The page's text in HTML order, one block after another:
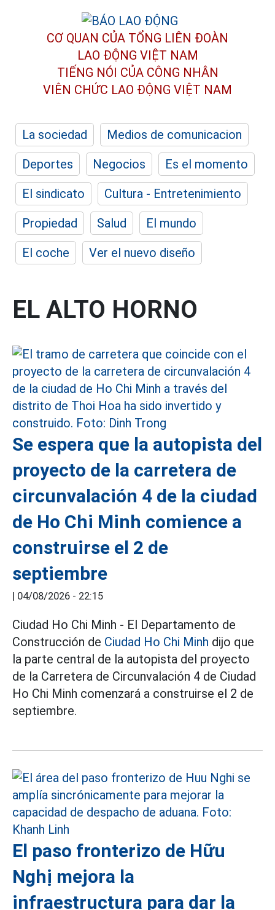
CƠ QUAN CỦA TỔNG LIÊN ĐOÀN
LAO ĐỘNG VIỆT NAM
TIẾNG NÓI CỦA CÔNG NHÂN
VIÊN CHỨC LAO ĐỘNG VIỆT NAM
La sociedad
Medios de comunicacion
Deportes
Negocios
Es el momento
El sindicato
Cultura - Entretenimiento
Propiedad
Salud
El mundo
El coche
Ver el nuevo diseño
EL ALTO HORNO
Se espera que la autopista del
proyecto de la carretera de
circunvalación 4 de la ciudad
de Ho Chi Minh comience a
construirse el 2 de
septiembre
| 04/08/2026 - 22:15
Ciudad Ho Chi Minh - El Departamento de
Construcción de Ciudad Ho Chi Minh dijo que
la parte central de la autopista del proyecto
de la Carretera de Circunvalación 4 de Ciudad
Ho Chi Minh comenzará a construirse el 2 de
septiembre.
El paso fronterizo de Hữu
Nghị mejora la
infraestructura para dar la